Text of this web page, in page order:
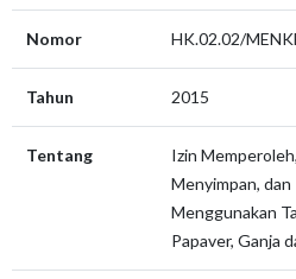
Nomor HK.02.02/
Tahun 2015
Tentang
Izin
Menyimpan, dan
Menggunakan
Papaver, Ganja